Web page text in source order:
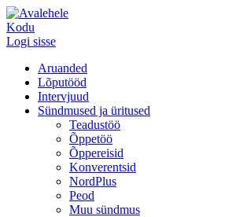
Kodu
Logi sisse
Aruanded
Lõputööd
Intervjuud
Sündmused ja üritused
Teadustöö
Õppetöö
Õppereisid
Konverentsid
NordPlus
Peod
Muu sündmus